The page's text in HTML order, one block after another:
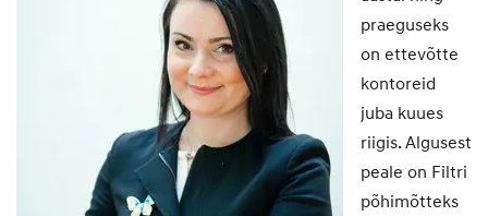
praeguseks
on ettevõtte
kontoreid
juba kuues
riigis. Algusest
peale on Filtri
põhimõtteks